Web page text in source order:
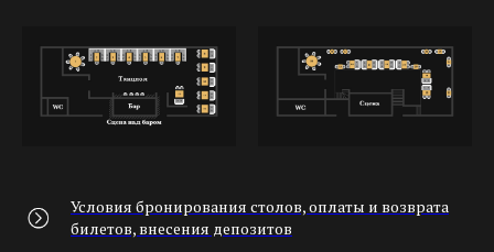
Условия бронирования столов, оплаты и возврата
билетов, внесения депозитов